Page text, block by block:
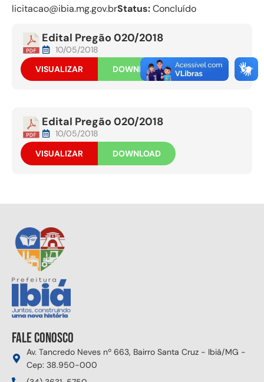
licitacao@ibia.mg.gov.brStatus:Concluído
Edital Pregão 020/2018
10/05/2018
VISUALIZAR
DOWNLOAD
Edital Pregão 020/2018
10/05/2018
VISUALIZAR
DOWNLOAD
Fale conosco
Av. Tancredo Neves nº 663, Bairro Santa Cruz - Ibiá/MG -
Cep: 38.950-000